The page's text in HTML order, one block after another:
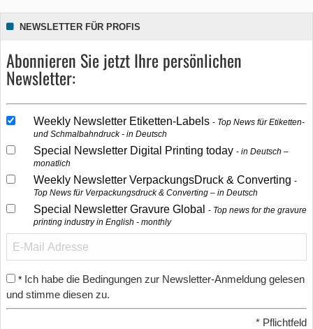
NEWSLETTER FÜR PROFIS
Abonnieren Sie jetzt Ihre persönlichen
Newsletter:
Weekly Newsletter Etiketten-Labels
Top News für Etiketten-
und Schmalbahndruck - in Deutsch
Special Newsletter Digital Printing today
in Deutsch –
monatlich
Weekly Newsletter VerpackungsDruck & Converting
Top News für Verpackungsdruck & Converting – in Deutsch
Special Newsletter Gravure Global
Top news for the gravure
printing industry in English - monthly
* Ich habe die Bedingungen zur Newsletter-Anmeldung gelesen
und stimme diesen zu.
* Pflichtfeld